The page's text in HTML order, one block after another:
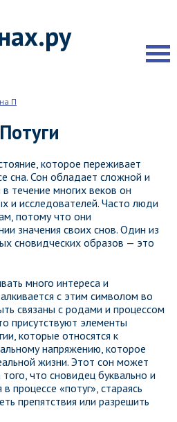
П
которое переживает
сна. Сон обладает сложной и
течение многих веков он
и исследователей. Часто люди
потому что они
значения своих снов. Один из
сновидческих образов — это
много интереса и
с этим символом во
связаны с родами и процессом
присутствуют элементы
которые относятся к
напряжению, которое
жизни. Этот сон может
что сновидец буквально и
процессе «потуг», стараясь
препятствия или разрешить